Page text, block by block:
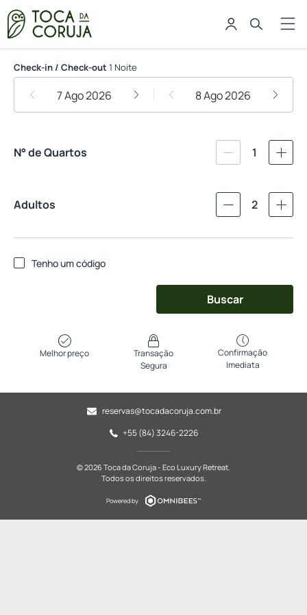
Toca da Coruja - Eco Luxury
Check-in / Check-out 1 Noite
7 Ago 2026 8 Ago 2026
N° de Quartos 1
Adultos 2
Tenho um código
Buscar
Melhor preço
Transação
Segura
Confirmação
Imediata
reservas@tocadacoruja.com.br
+55 (84) 3246-2226
© 2026 Toca da Coruja - Eco Luxury Retreat.
Todos os direitos reservados.
Powered by